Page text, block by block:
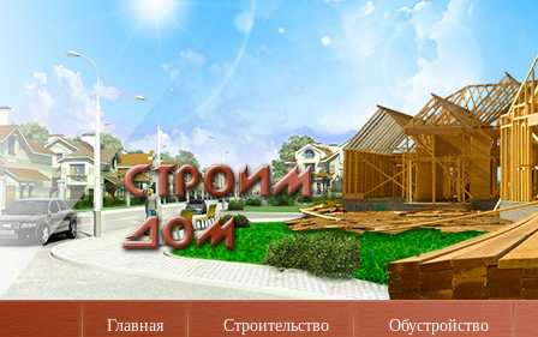
Главная Строительство Обустройство